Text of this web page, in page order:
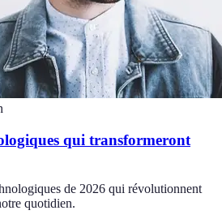
qui transformeront
de 2026 qui révolutionnent
quotidien.